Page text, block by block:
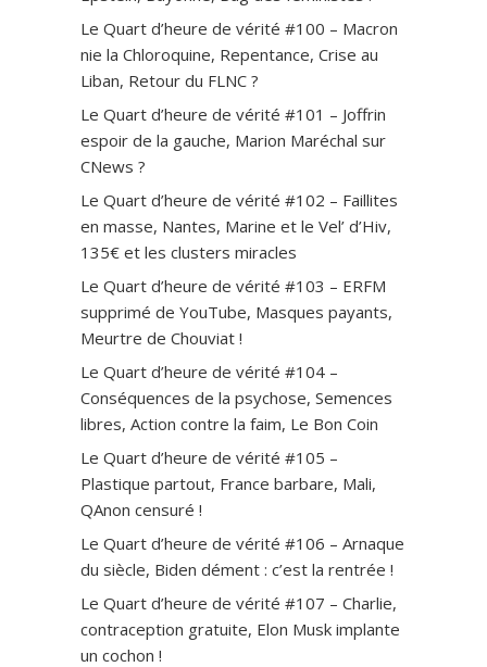
Le Quart d’heure de vérité #100 – Macron
nie la Chloroquine, Repentance, Crise au
Liban, Retour du FLNC ?
Le Quart d’heure de vérité #101 – Joffrin
espoir de la gauche, Marion Maréchal sur
CNews ?
Le Quart d’heure de vérité #102 – Faillites
en masse, Nantes, Marine et le Vel’ d’Hiv,
135€ et les clusters miracles
Le Quart d’heure de vérité #103 – ERFM
supprimé de YouTube, Masques payants,
Meurtre de Chouviat !
Le Quart d’heure de vérité #104 –
Conséquences de la psychose, Semences
libres, Action contre la faim, Le Bon Coin
Le Quart d’heure de vérité #105 –
Plastique partout, France barbare, Mali,
QAnon censuré !
Le Quart d’heure de vérité #106 – Arnaque
du siècle, Biden dément : c’est la rentrée !
Le Quart d’heure de vérité #107 – Charlie,
contraception gratuite, Elon Musk implante
un cochon !